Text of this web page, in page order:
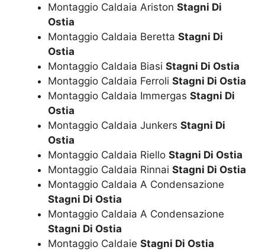
Montaggio Caldaia Ariston Stagni Di
Ostia
Montaggio Caldaia Beretta Stagni Di
Ostia
Montaggio Caldaia Biasi Stagni Di Ostia
Montaggio Caldaia Ferroli Stagni Di Ostia
Montaggio Caldaia Immergas Stagni Di
Ostia
Montaggio Caldaia Junkers Stagni Di
Ostia
Montaggio Caldaia Riello Stagni Di Ostia
Montaggio Caldaia Rinnai Stagni Di Ostia
Montaggio Caldaia A Condensazione
Stagni Di Ostia
Montaggio Caldaia A Condensazione
Stagni Di Ostia
Montaggio Caldaie Stagni Di Ostia